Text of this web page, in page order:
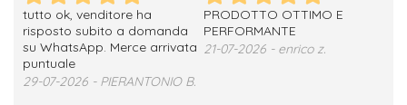
tutto ok, venditore ha
risposto subito a domanda
su WhatsApp. Merce arrivata
puntuale
29-07-2026 - PIERANTONIO B.
PRODOTTO OTTIMO E
PERFORMANTE
21-07-2026 - enrico z.